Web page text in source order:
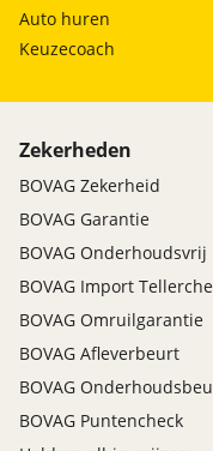
>>> UW MOTOR
OOK:
MOTOR.
* WIJ ZORGEN
TOT ZIENS BIJ HSL
>>> KOM
ONZE SHOWROOM,
WWW HSLBIKES.NL
INFO@HSLBIKES.NL
Auto huren
Keuzecoach
Zekerheden
BOVAG Zekerheid
BOVAG Garantie
BOVAG Onderhoudsvrij
BOVAG Import
BOVAG Omruilgarantie
BOVAG Afleverbeurt
BOVAG
BOVAG Puntencheck